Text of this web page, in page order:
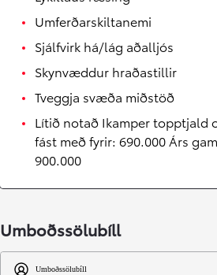
Umferðarskiltanemi
Sjálfvirk há/lág aðalljós
Skynvæddur hraðastillir
Tveggja svæða miðstöð
Lítið notað Ikamper topptjald
fást með fyrir: 690.000 Árs
900.000
Umboðssölubíll
Umboðssölubíll